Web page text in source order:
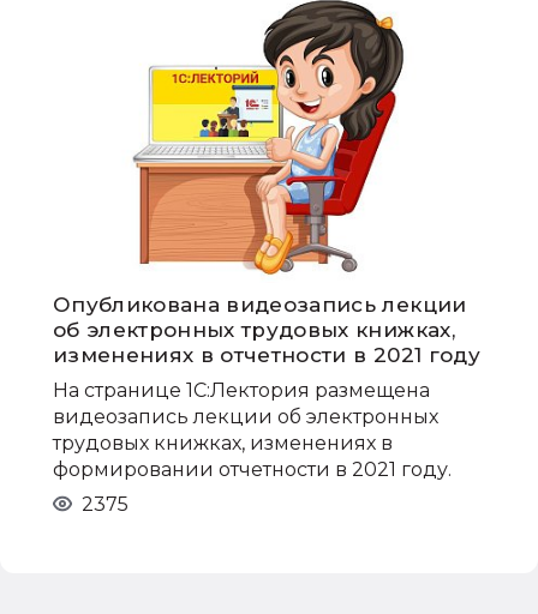
Опубликована видеозапись лекции
об электронных трудовых книжках,
изменениях в отчетности в 2021 году
На странице 1С:Лектория размещена
видеозапись лекции об электронных
трудовых книжках, изменениях в
формировании отчетности в 2021 году.
2375